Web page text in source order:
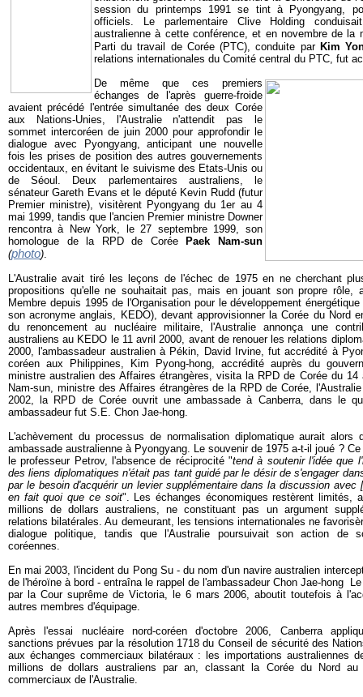
session du printemps 1991 se tint à Pyongyang,
officiels. Le parlementaire Clive Holding
australienne à cette conférence, et en novembre de la
Parti du travail de Corée (PTC), conduite par Kim
relations internationales du Comité central du PTC, fut
De même que ces premiers
échanges de l'après guerre-froide
avaient précédé l'entrée simultanée des deux Corée
aux Nations-Unies, l'Australie n'attendit pas le
sommet intercoréen de juin 2000 pour approfondir le
dialogue avec Pyongyang, anticipant une nouvelle
fois les prises de position des autres gouvernements
occidentaux, en évitant le suivisme des Etats-Unis ou
de Séoul. Deux parlementaires australiens, le
sénateur Gareth Evans et le député Kevin Rudd (futur
Premier ministre), visitèrent Pyongyang du 1er au 4
mai 1999, tandis que l'ancien Premier ministre Downer
rencontra à New York, le 27 septembre 1999, son
homologue de la RPD de Corée
Paek Nam-sun
(photo).
L'Australie avait tiré les leçons de l'échec de 1975 en ne cherchant
propositions qu'elle ne souhaitait pas, mais en jouant son propre rôle,
Membre depuis 1995 de l'Organisation pour le développement
son acronyme anglais, KEDO), devant approvisionner la Corée du Nord
du renoncement au nucléaire militaire, l'Australie annonça une
australiens au KEDO le 11 avril 2000, avant de renouer les relations
2000, l'ambassadeur australien à Pékin, David Irvine, fut accrédité à
coréen aux Philippines, Kim Pyong-hong, accrédité auprès du
ministre australien des Affaires étrangères, visita la RPD de Corée du
Nam-sun, ministre des Affaires étrangères de la RPD de Corée,
2002, la RPD de Corée ouvrit une ambassade à Canberra, dans le
ambassadeur fut S.E. Chon Jae-hong.
L'achèvement du processus de normalisation diplomatique aurait alors
ambassade australienne à Pyongyang. Le souvenir de 1975 a-t-il joué ?
le professeur Petrov, l'absence de réciprocité "tend à soutenir l'idée que
des liens diplomatiques n'était pas tant guidé par le désir de s'engager
par le besoin d'acquérir un levier supplémentaire dans la discussion avec
en fait quoi que ce soit". Les échanges économiques restèrent limités,
millions de dollars australiens, ne constituant pas un argument
relations bilatérales. Au demeurant, les tensions internationales ne
dialogue politique, tandis que l'Australie poursuivait son action de
coréennes.
En mai 2003, l'incident du Pong Su - du nom d'un navire australien
de l'héroïne à bord - entraîna le rappel de l'ambassadeur Chon Jae-hong
par la Cour suprême de Victoria, le 6 mars 2006, aboutit toutefois à
autres membres d'équipage.
Après l'essai nucléaire nord-coréen d'octobre 2006, Canberra
sanctions prévues par la résolution 1718 du Conseil de sécurité des
aux échanges commerciaux bilatéraux : les importations australiennes
millions de dollars australiens par an, classant la Corée du Nord au
commerciaux de l'Australie.